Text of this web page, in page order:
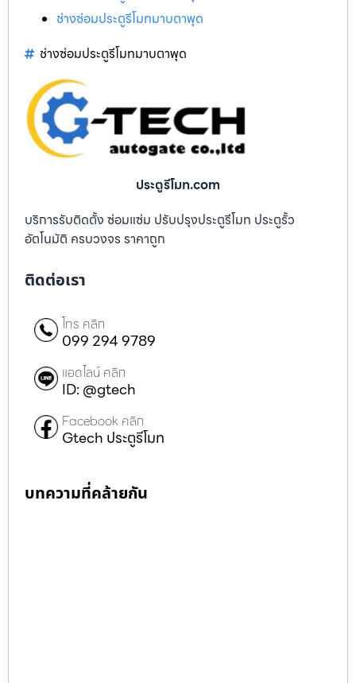
ช่างซ่อมประตูรีโมทมาบตาพุด
ช่างซ่อมประตูรีโมทมาบตาพุด
ประตูรีโมท.com
บริการรับติดตั้ง ซ่อมแซ่ม ปรับปรุงประตูรีโมท ประตูรั้ว
อัตโนมัติ ครบวงจร ราคาถูก
ติดต่อเรา
โทร คลิก
099 294 9789
แอดไลน์ คลิก
ID: @gtech
Facebook คลิก
Gtech ประตูรีโมท
บทความที่คล้ายกัน